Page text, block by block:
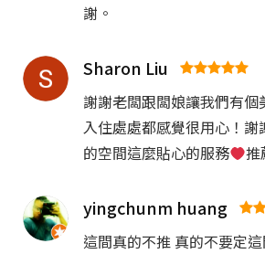
謝。
Sharon Liu
謝謝老闆跟闆娘讓我們有個
入住處處都感覺很用心！謝
的空間這麼貼心的服務
推
yingchunm huang
這間真的不推 真的不要定